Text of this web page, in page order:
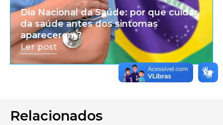
Dia Nacional da Saúde: por que cuidar
da saúde antes dos sintomas
aparecerem?
Ler post
Relacionados